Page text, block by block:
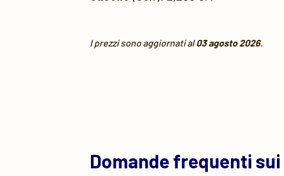
I prezzi sono aggiornati al03 agosto 2026.
Domande frequenti sui